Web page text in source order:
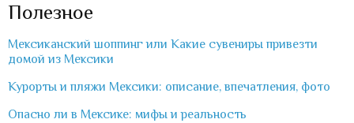
Полезное
Мексиканский шоппинг или Какие сувениры привезти
домой из Мексики
Курорты и пляжи Мексики: описание, впечатления, фото
Опасно ли в Мексике: мифы и реальность